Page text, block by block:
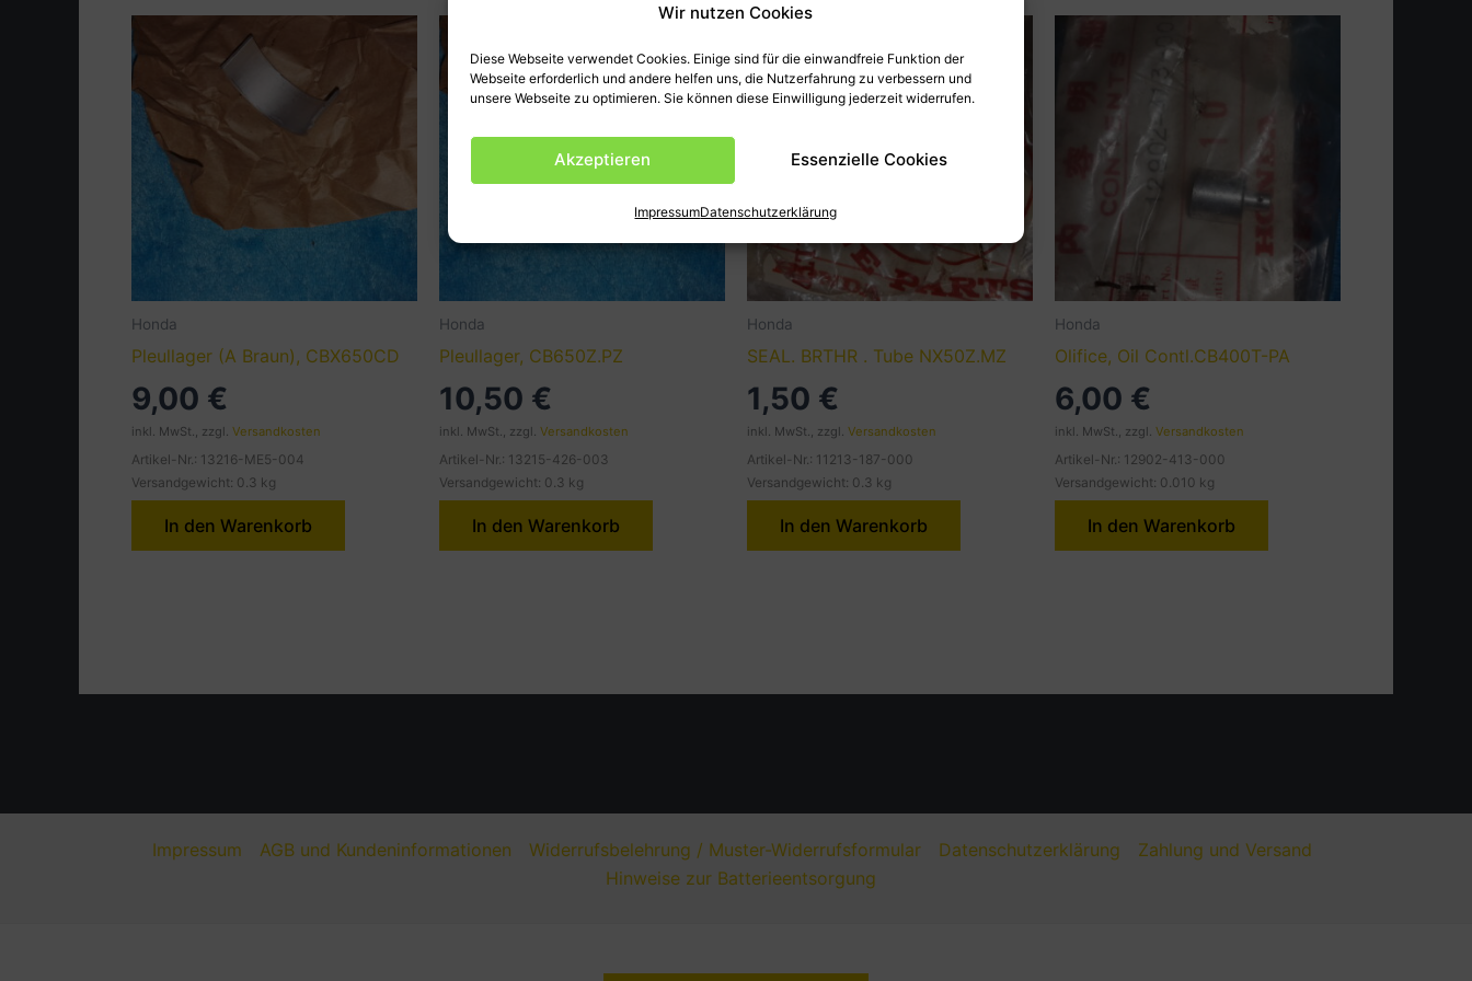
Wir nutzen Cookies
Diese Webseite verwendet Cookies. Einige sind für die einwandfreie Funktion der
Webseite erforderlich und andere helfen uns, die Nutzerfahrung zu verbessern und
unsere Webseite zu optimieren. Sie können diese Einwilligung jederzeit widerrufen.
Akzeptieren Essenzielle Cookies
ImpressumDatenschutzerklärung
Honda
Pleullager (A Braun), CBX650CD
9,00 €
inkl. MwSt., zzgl. Versandkosten
Artikel-Nr.: 13216-ME5-004
Versandgewicht: 0.3 kg
In den Warenkorb
Honda
Pleullager, CB650Z.PZ
10,50 €
inkl. MwSt., zzgl. Versandkosten
Artikel-Nr.: 13215-426-003
Versandgewicht: 0.3 kg
In den Warenkorb
Honda
SEAL. BRTHR . Tube NX50Z.MZ
1,50 €
inkl. MwSt., zzgl. Versandkosten
Artikel-Nr.: 11213-187-000
Versandgewicht: 0.3 kg
In den Warenkorb
Honda
Olifice, Oil Contl.CB400T-PA
6,00 €
inkl. MwSt., zzgl. Versandkosten
Artikel-Nr.: 12902-413-000
Versandgewicht: 0.010 kg
In den Warenkorb
Impressum AGB und Kundeninformationen Widerrufsbelehrung / Muster-Widerrufsformular Datenschutzerklärung
Zahlung und Versand
Hinweise zur Batterieentsorgung